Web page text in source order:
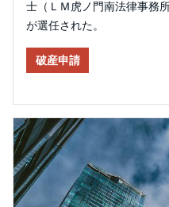
士（ＬＭ虎ノ門南法律事務
が選任された。
破産申請